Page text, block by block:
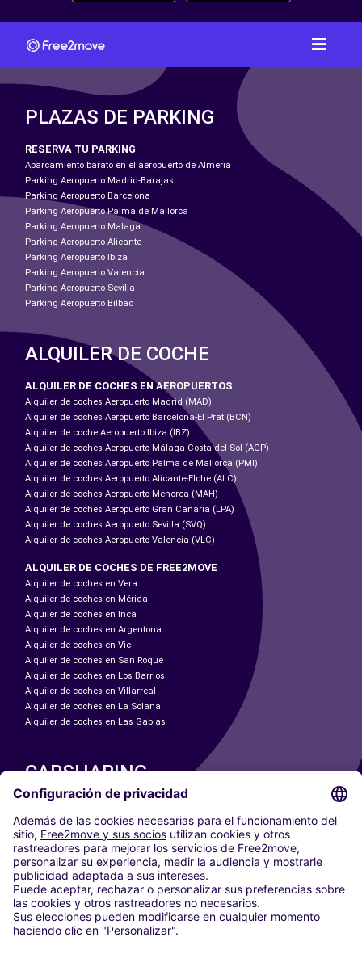
PLAZAS DE PARKING
RESERVA TU PARKING
Aparcamiento barato en el aeropuerto de Almeria
Parking Aeropuerto Madrid-Barajas
Parking Aeropuerto Barcelona
Parking Aeropuerto Palma de Mallorca
Parking Aeropuerto Malaga
Parking Aeropuerto Alicante
Parking Aeropuerto Ibiza
Parking Aeropuerto Valencia
Parking Aeropuerto Sevilla
Parking Aeropuerto Bilbao
ALQUILER DE COCHE
ALQUILER DE COCHES EN AEROPUERTOS
Alquiler de coches Aeropuerto Madrid (MAD)
Alquiler de coches Aeropuerto Barcelona-El Prat (BCN)
Alquiler de coche Aeropuerto Ibiza (IBZ)
Alquiler de coches Aeropuerto Málaga-Costa del Sol (AGP)
Alquiler de coches Aeropuerto Palma de Mallorca (PMI)
Alquiler de coches Aeropuerto Alicante-Elche (ALC)
Alquiler de coches Aeropuerto Menorca (MAH)
Alquiler de coches Aeropuerto Gran Canaria (LPA)
Alquiler de coches Aeropuerto Sevilla (SVQ)
Alquiler de coches Aeropuerto Valencia (VLC)
ALQUILER DE COCHES DE FREE2MOVE
Alquiler de coches en Vera
Alquiler de coches en Mérida
Alquiler de coches en Inca
Alquiler de coches en Argentona
Alquiler de coches en Vic
Alquiler de coches en San Roque
Alquiler de coches en Los Barrios
Alquiler de coches en Villarreal
Alquiler de coches en La Solana
Alquiler de coches en Las Gabias
CARSHARING
NUESTRAS CIUDADES
Paris
Madrid
Washington DC
Milán
Roma
Turín
Viena
Berlín